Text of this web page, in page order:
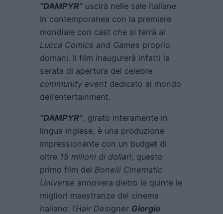
“DAMPYR” uscirà nelle sale italiane
in contemporanea con la premiere
mondiale con cast che si terrà al
Lucca Comics and Games proprio
domani. Il film inaugurerà infatti la
serata di apertura del celebre
community event dedicato al mondo
dell’entertainment.
“DAMPYR”, girato interamente in
lingua inglese, è una produzione
impressionante con un budget di
oltre 15 milioni di dollari; questo
primo film del Bonelli Cinematic
Universe annovera dietro le quinte le
migliori maestranze del cinema
italiano: l’Hair Designer Giorgio